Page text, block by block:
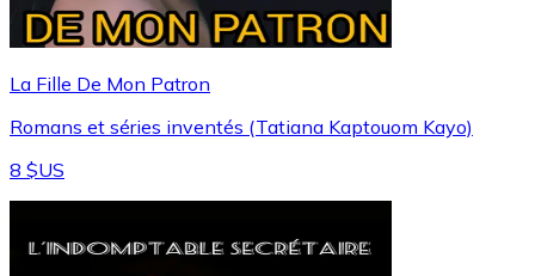
La Fille De Mon Patron
Romans et séries inventés (Tatiana Kaptouom Kayo)
8 $US